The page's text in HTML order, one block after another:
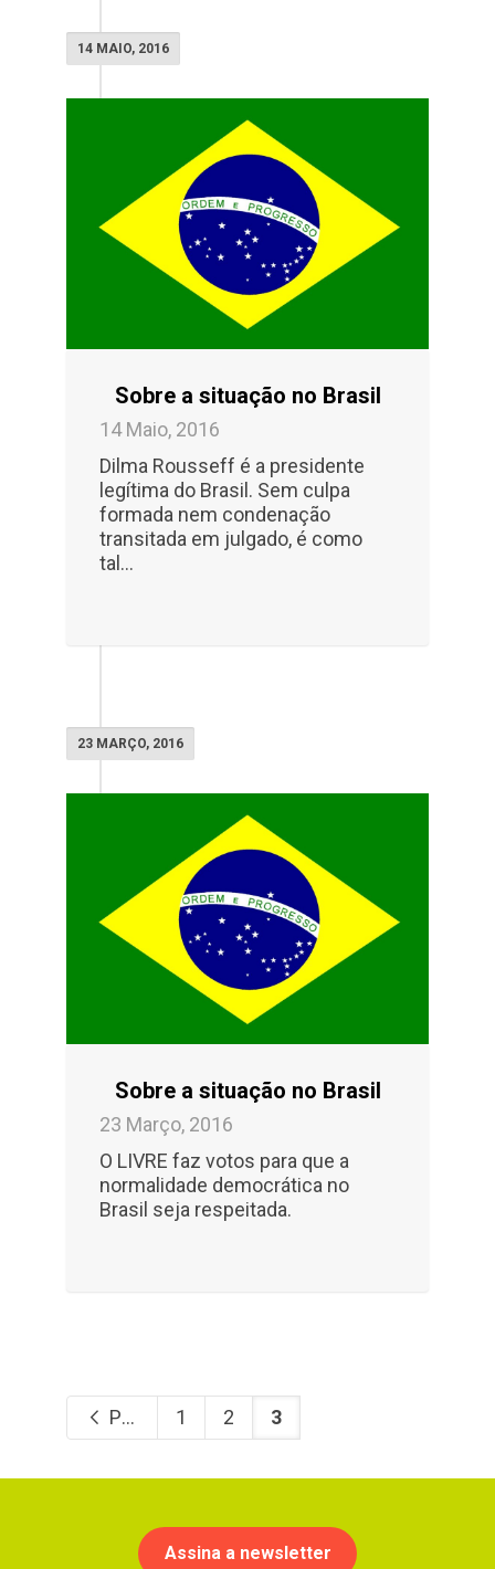
14 MAIO, 2016
Sobre a situação no Brasil
14 Maio, 2016
Dilma Rousseff é a presidente
legítima do Brasil. Sem culpa
formada nem condenação
transitada em julgado, é como
tal…
23 MARÇO, 2016
Sobre a situação no Brasil
23 Março, 2016
O LIVRE faz votos para que a
normalidade democrática no
Brasil seja respeitada.
Previous 1 2 3
Assina a newsletter